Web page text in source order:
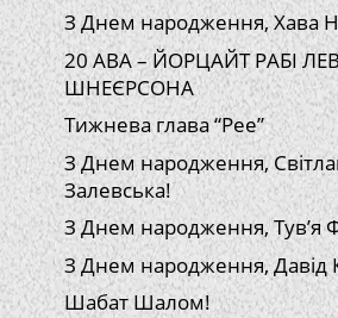
З Днем народження, Хава
20 АВА – ЙОРЦАЙТ РАБІ
ШНЕЄРСОНА
Тижнева глава “Рее”
З Днем народження,
Залевська!
З Днем народження, Тув’я
З Днем народження, Давід
Шабат Шалом!